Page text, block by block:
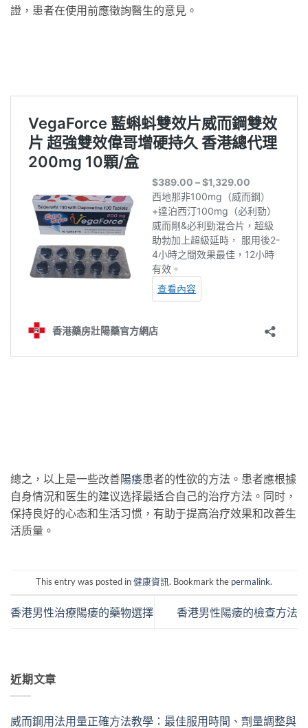
證，患者在使用前應徵詢醫生的意見。
總之，以上是一些改善陽痿患者的性欲的方法。患者應根據
自身情況和医生的建议选择最适合自己的治疗方法。同时，
保持良好的心态和生活习惯，有助于提高治疗效果和改善生
活质量。
This entry was posted in健康資訊. Bookmark the permalink.
香港男性治療陽痿的藥物選擇 香港男性陽痿的檢查方法
近期文章
威而鋼用法用量正確方法教學：最佳服用時間、劑量調整與